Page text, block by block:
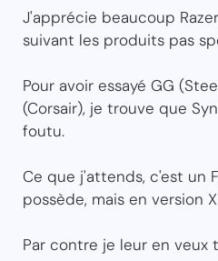
J'apprécie beaucoup
suivant les produits pas
Pour avoir essayé GG
(Corsair), je trouve que
foutu.
Ce que j'attends, c'est un
possède, mais en version
Par contre je leur en